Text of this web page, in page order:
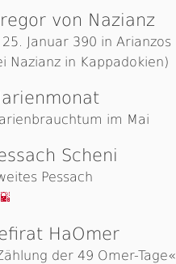
von Nazianz
25. Januar 390 in Arianzos
Nazianz in Kappadokien)
im Mai
Scheni
Pessach
HaOmer
der 49 Omer-Tage«